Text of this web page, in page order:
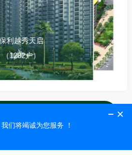
利越秀天启
（1282户）
最近的工地楼盘